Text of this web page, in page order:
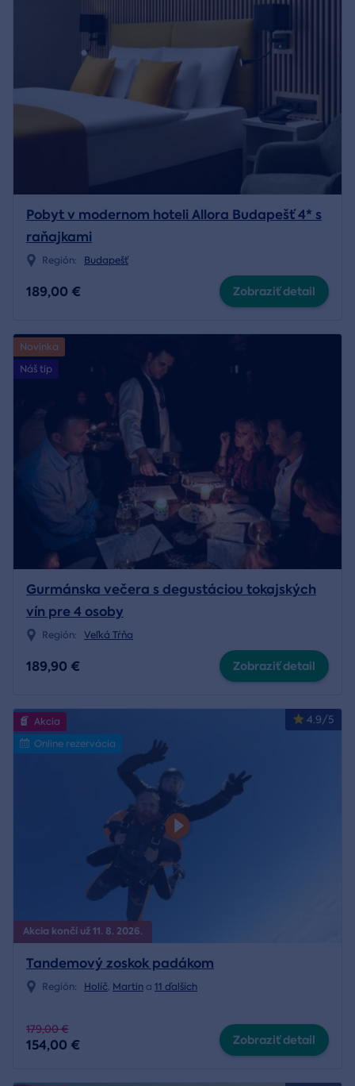
Pobyt v modernom hoteli Allora Budapešť 4* s
raňajkami
Región: Budapešť
189,00 € Zobraziť detail
Novinka
Náš tip
Gurmánska večera s degustáciou tokajských
vín pre 4 osoby
Región: Veľká Tŕňa
189,90 € Zobraziť detail
Akcia končí už 11. 8. 2026.
4.9/5
Akcia
Online rezervácia
Tandemový zoskok padákom
Región: Holíč, Martin a 11 ďalších
179,00 €
154,00 € Zobraziť detail